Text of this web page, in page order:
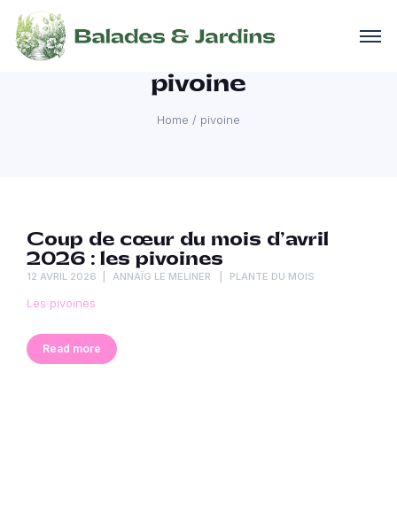
pivoine
Home / pivoine
Coup de cœur du mois d’avril
2026 : les pivoines
12 AVRIL 2026 ANNAÏG LE MELINER PLANTE DU MOIS
Les pivoines
Read more